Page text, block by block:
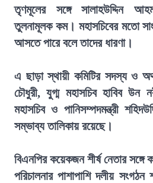
তৃণমূলের সঙ্গে সালাহউদ্দিন
তুলনামূলক কম। মহাসচিবের মতো
আসতে পারে বলে তাদের ধারণা।
এ ছাড়া স্থায়ী কমিটির সদস্য ও
চৌধুরী, যুগ্ম মহাসচিব হাবিব উন
মহাসচিব ও পানিসম্পদমন্ত্রী
সম্ভাব্য তালিকায় রয়েছে।
বিএনপির কয়েকজন শীর্ষ নেতার সঙ্গে
পরিচালনার পাশাপাশি দলীয় সংগঠন